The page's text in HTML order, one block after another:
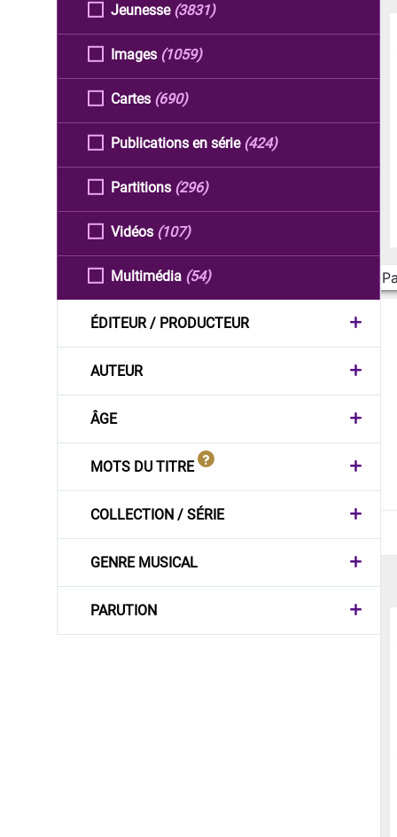
Jeunesse (3831)
Images (1059)
Cartes (690)
Publications en série (424)
Partitions (296)
Vidéos (107)
Multimédia (54)
ÉDITEUR / PRODUCTEUR
AUTEUR
ÂGE
MOTS DU TITRE
COLLECTION / SÉRIE
GENRE MUSICAL
PARUTION